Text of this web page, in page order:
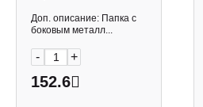
розовый "Волна"
CF0044-WRD Lamark
Доп. описание: Папка с
боковым металл...
- +
152.6